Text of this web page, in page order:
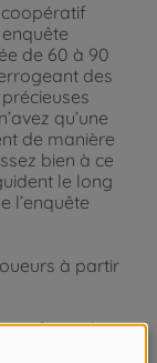
coopératif
de 60 à 90
des
qu’une
de manière
bien à ce
le long
l’enquête
à partir
enfants de
lié à la